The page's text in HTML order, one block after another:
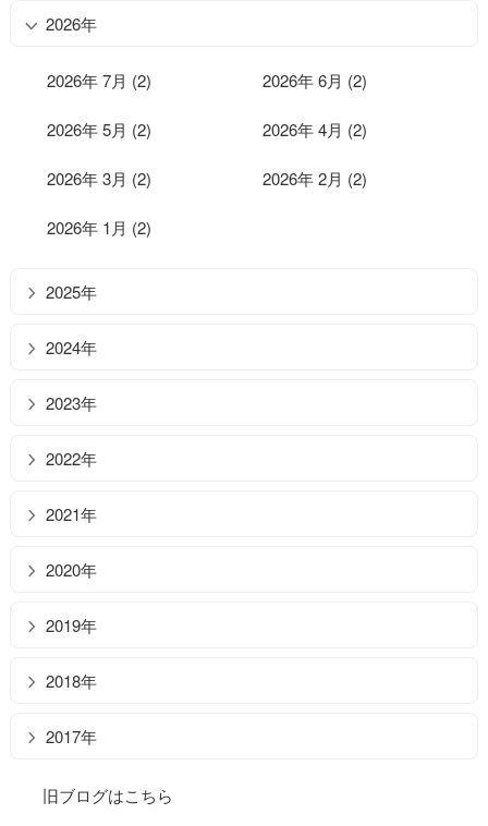
2026年
2026年 7月 (2) 2026年 6月 (2)
2026年 5月 (2) 2026年 4月 (2)
2026年 3月 (2) 2026年 2月 (2)
2026年 1月 (2)
2025年
2024年
2023年
2022年
2021年
2020年
2019年
2018年
2017年
旧ブログはこちら